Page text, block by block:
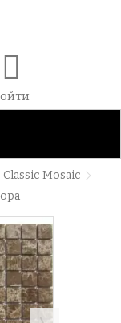
Classic Mosaic